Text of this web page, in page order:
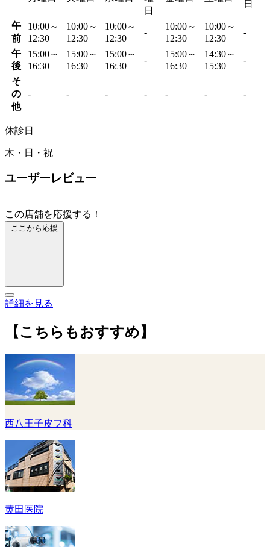
日
日
午
前
10:00～
12:30
10:00～
12:30
10:00～
12:30
-
10:00～
12:30
10:00～
12:30
-
午
後
15:00～
16:30
15:00～
16:30
15:00～
16:30
-
15:00～
16:30
14:30～
15:30
-
そ
の
他
- - - - - - -
休診日
木・日・祝
ユーザーレビュー
この店舗を応援する！
ここから応援
詳細を見る
【こちらもおすすめ】
西八王子皮フ科
黄田医院